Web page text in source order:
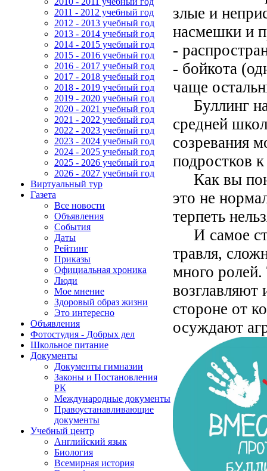
2011 - 2012 учебный год
2012 - 2013 учебный год
2013 - 2014 учебный год
2014 - 2015 учебный год
2015 - 2016 учебный год
2016 - 2017 учебный год
2017 - 2018 учебный год
2018 - 2019 учебный год
2019 - 2020 учебный год
2020 - 2021 учебный год
2021 - 2022 учебный год
2022 - 2023 учебный год
2023 - 2024 учебный год
2024 - 2025 учебный год
2025 - 2026 учебный год
2026 - 2027 учебный год
Виртуальный тур
Газета
Все новости
Объявления
События
Даты
Рейтинг
Приказы
Официальная хроника
Люди
Мое мнение
Здоровый образ жизни
Это интересно
Объявления
Фотостудия - Добрых дел
Школьное питание
Документы
Документы гимназии
Законы и Постановления
РК
Международные документы
Правоустанавливающие
документы
Учебный центр
Английский язык
Биология
Всемирная история
злые и
насмешки и
-
- бойкота
чаще
Буллинг
средней
созревания
подростков
Как вы
это не
терпеть
И самое
травля,
много
возглавляют
стороне от
осуждают